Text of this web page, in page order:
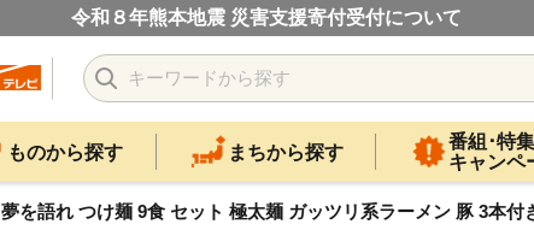
令和８年熊本地震 災害支援寄付受付について
ものから探す まちから探す
番組･特集
キャンペ
を語れ つけ麺 9食 セット 極太麺 ガッツリ系ラーメン 豚 3本